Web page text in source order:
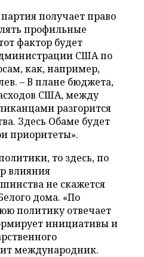
получает право
профильные
фактор будет
США по
как, например,
– В плане бюджета,
США, между
разгорится
Здесь Обаме будет
приоритеты».
то здесь, по
влияния
не скажется
дома. «По
политику отвечает
инициативы и
международник.